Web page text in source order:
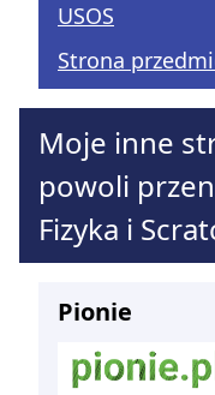
USOS
Strona
Moje inne
powoli
Fizyka i
Pionie